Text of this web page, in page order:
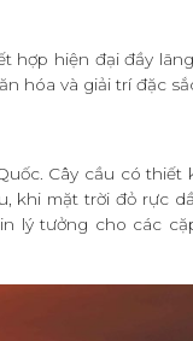
hợp hiện đại đầy
hóa và giải trí đặc
Cây cầu có thiết
khi mặt trời đỏ rực
lý tưởng cho các